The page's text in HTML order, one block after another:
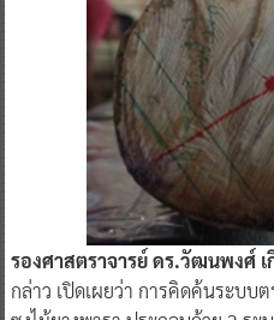
รองศาสตราจารย์ ดร.วัฒนพงศ์
กล่าว เปิดเผยว่า การคิดค้นระบ